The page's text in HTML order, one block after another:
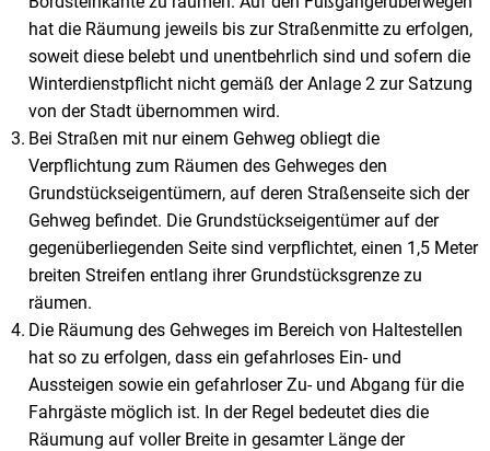
hat die Räumung jeweils bis zur Straßenmitte zu erfolgen,
soweit diese belebt und unentbehrlich sind und sofern die
Winterdienstpflicht nicht gemäß der Anlage 2 zur Satzung
von der Stadt übernommen wird.
Bei Straßen mit nur einem Gehweg obliegt die
Verpflichtung zum Räumen des Gehweges den
Grundstückseigentümern, auf deren Straßenseite sich der
Gehweg befindet. Die Grundstückseigentümer auf der
gegenüberliegenden Seite sind verpflichtet, einen 1,5 Meter
breiten Streifen entlang ihrer Grundstücksgrenze zu
räumen.
Die Räumung des Gehweges im Bereich von Haltestellen
hat so zu erfolgen, dass ein gefahrloses Ein- und
Aussteigen sowie ein gefahrloser Zu- und Abgang für die
Fahrgäste möglich ist. In der Regel bedeutet dies die
Räumung auf voller Breite in gesamter Länge der